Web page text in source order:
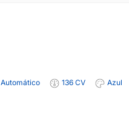
Automático 136 CV Azul